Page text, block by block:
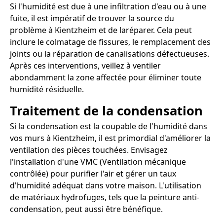
Si l'humidité est due à une infiltration d'eau ou à une
fuite, il est impératif de trouver la source du
problème à Kientzheim et de laréparer. Cela peut
inclure le colmatage de fissures, le remplacement des
joints ou la réparation de canalisations défectueuses.
Après ces interventions, veillez à ventiler
abondamment la zone affectée pour éliminer toute
humidité résiduelle.
Traitement de la condensation
Si la condensation est la coupable de l'humidité dans
vos murs à Kientzheim, il est primordial d'améliorer la
ventilation des pièces touchées. Envisagez
l'installation d'une VMC (Ventilation mécanique
contrôlée) pour purifier l'air et gérer un taux
d'humidité adéquat dans votre maison. L'utilisation
de matériaux hydrofuges, tels que la peinture anti-
condensation, peut aussi être bénéfique.